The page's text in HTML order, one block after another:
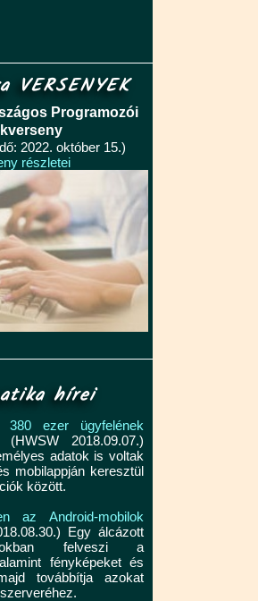
VERSENYEK
Programozói
2022. október 15.)
részletei
hírei
ezer ügyfelének
(HWSW 2018.09.07.)
adatok is voltak
mobilappján keresztül
között.
az Android-mobilok
Egy álcázott
felveszi a
fényképeket és
továbbítja azokat